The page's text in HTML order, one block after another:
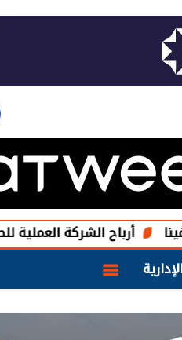
العملية للطاقة الكويتية تقفز 96.6% خلال النصف